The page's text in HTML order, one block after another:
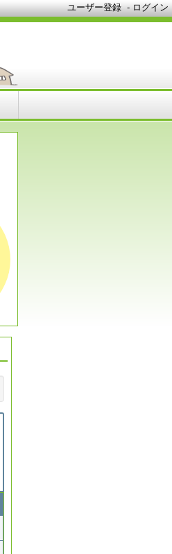
ユーザー登録 -ログイン